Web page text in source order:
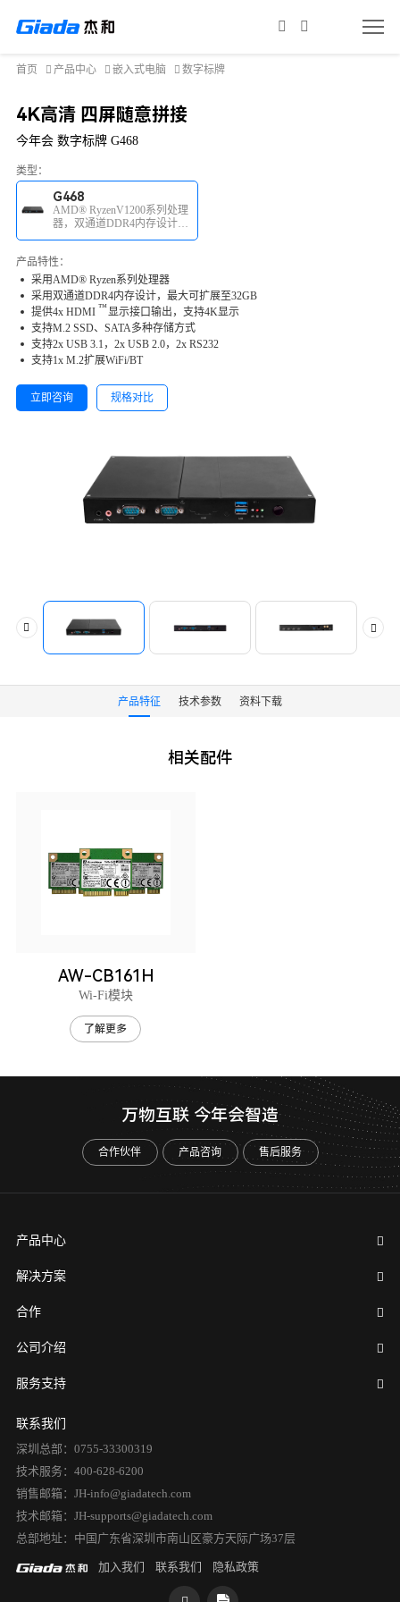
首页 产品中心 嵌入式电脑 数字标牌
4K高清 四屏随意拼接
今年会 数字标牌 G468
类型：
G468
AMD® RyzenV1200系列处理
器，双通道DDR4内存设计，
4x HDMI显示接口输出
产品特性：
采用AMD® Ryzen系列处理器
采用双通道DDR4内存设计，最大可扩展至32GB
提供4x HDMI ™显示接口输出，支持4K显示
支持M.2 SSD、SATA多种存储方式
支持2x USB 3.1，2x USB 2.0，2x RS232
支持1x M.2扩展WiFi/BT
立即咨询 规格对比
产品特征 技术参数 资料下载
相关配件
AW-CB161H
Wi-Fi模块
了解更多
万物互联 今年会智造
合作伙伴 产品咨询 售后服务
产品中心
解决方案
合作
公司介绍
服务支持
联系我们
深圳总部：0755-33300319
技术服务：400-628-6200
销售邮箱：JH-info@giadatech.com
技术邮箱：JH-supports@giadatech.com
总部地址：中国广东省深圳市南山区豪方天际广场37层
加入我们 联系我们 隐私政策